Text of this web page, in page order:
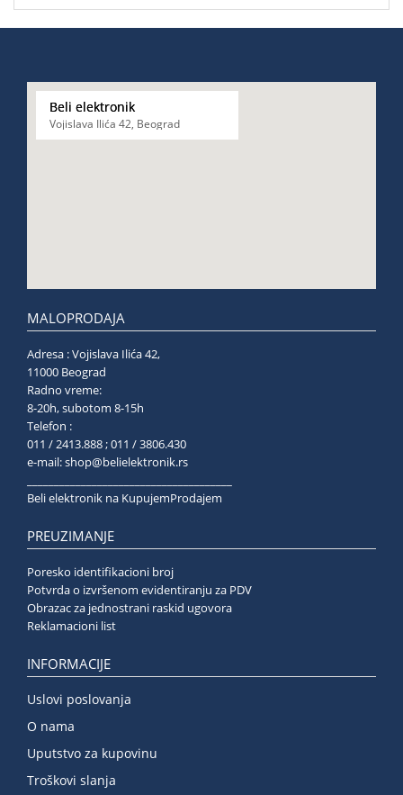
Beli elektronik
Vojislava Ilića 42, Beograd
MALOPRODAJA
Adresa : Vojislava Ilića 42,
11000 Beograd
Radno vreme:
8-20h, subotom 8-15h
Telefon :
011 / 2413.888 ; 011 / 3806.430
e-mail:shop@belielektronik.rs
Beli elektronik na KupujemProdajem
PREUZIMANJE
Poresko identifikacioni broj
Potvrda o izvršenom evidentiranju za PDV
Obrazac za jednostrani raskid ugovora
Reklamacioni list
INFORMACIJE
Uslovi poslovanja
O nama
Uputstvo za kupovinu
Troškovi slanja